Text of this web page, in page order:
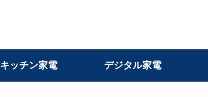
キッチン家電 デジタル家電